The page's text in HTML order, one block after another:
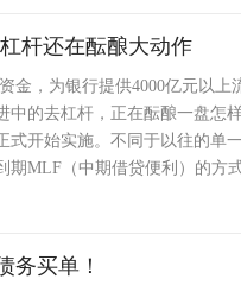
杆还在酝酿大动作
金，为银行提供4000亿元以上
中的去杠杆，正在酝酿一盘怎
式开始实施。不同于以往的单
期MLF（中期借贷便利）的方
务买单！